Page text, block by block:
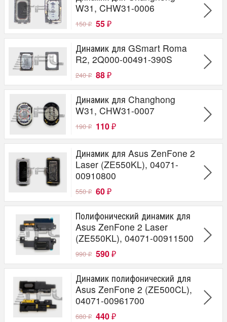
W31, CHW31-0006
150₽ 55 ₽
Динамик для GSmart Roma
R2, 2Q000-00491-390S
240₽ 88 ₽
Динамик для Changhong
W31, CHW31-0007
190₽ 110 ₽
Динамик для Asus ZenFone 2
Laser (ZE550KL), 04071-
00910800
550₽ 60 ₽
Полифонический динамик для
Asus ZenFone 2 Laser
(ZE550KL), 04071-00911500
990₽ 590 ₽
Динамик полифонический для
Asus ZenFone 2 (ZE500CL),
04071-00961700
680₽ 440 ₽